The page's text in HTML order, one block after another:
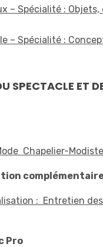
– Spécialité :
– Spécialité :
SPECTACLE ET
Chapelier-Modiste
: Entretien
Pro